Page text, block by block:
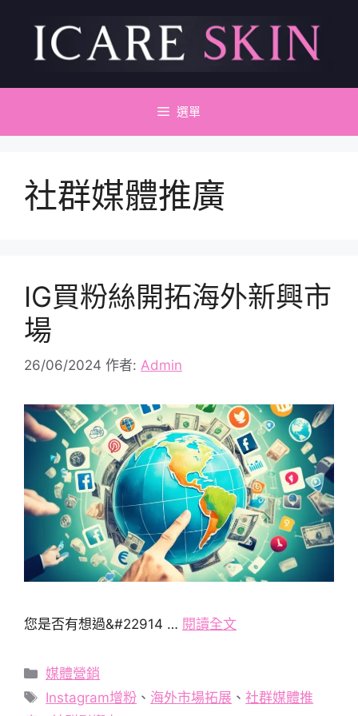
內
選單
社群媒體推廣
IG買粉絲開拓海外新興市
場
26/06/2024 作者: Admin
您是否有想過&#22914 … 閱讀全文
分
類
媒體營銷
標
Instagram增粉 、 海外市場拓展 、社群媒體推